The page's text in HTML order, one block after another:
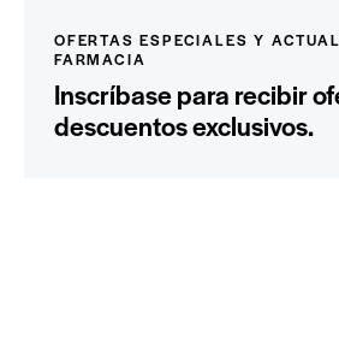
OFERTAS ESPECIALES Y
FARMACIA
Inscríbase para recibir
descuentos exclusivos.